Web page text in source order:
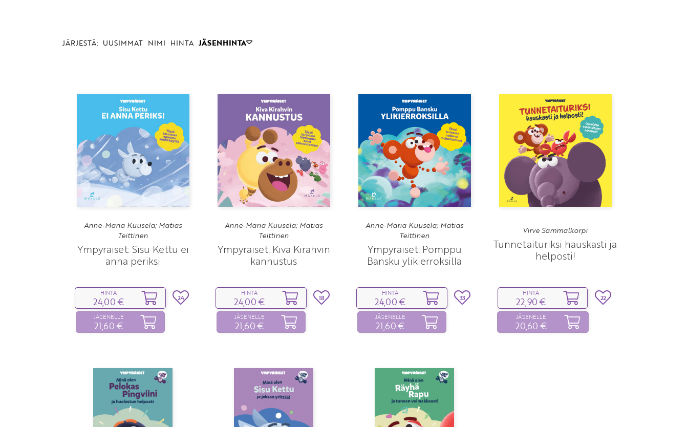
JÄRJESTÄ: UUSIMMAT NIMI HINTA JÄSENHINTA
Anne-Maria Kuusela; Matias
Teittinen
Ympyräiset: Sisu Kettu ei
anna periksi
HINTA
24,00 €
JÄSENELLE
21,60 €
24
Anne-Maria Kuusela; Matias
Teittinen
Ympyräiset: Kiva Kirahvin
kannustus
HINTA
24,00 €
JÄSENELLE
21,60 €
18
Anne-Maria Kuusela; Matias
Teittinen
Ympyräiset: Pomppu
Bansku ylikierroksilla
HINTA
24,00 €
JÄSENELLE
21,60 €
33
Virve Sammalkorpi
Tunnetaituriksi hauskasti ja
helposti!
HINTA
22,90 €
JÄSENELLE
20,60 €
22